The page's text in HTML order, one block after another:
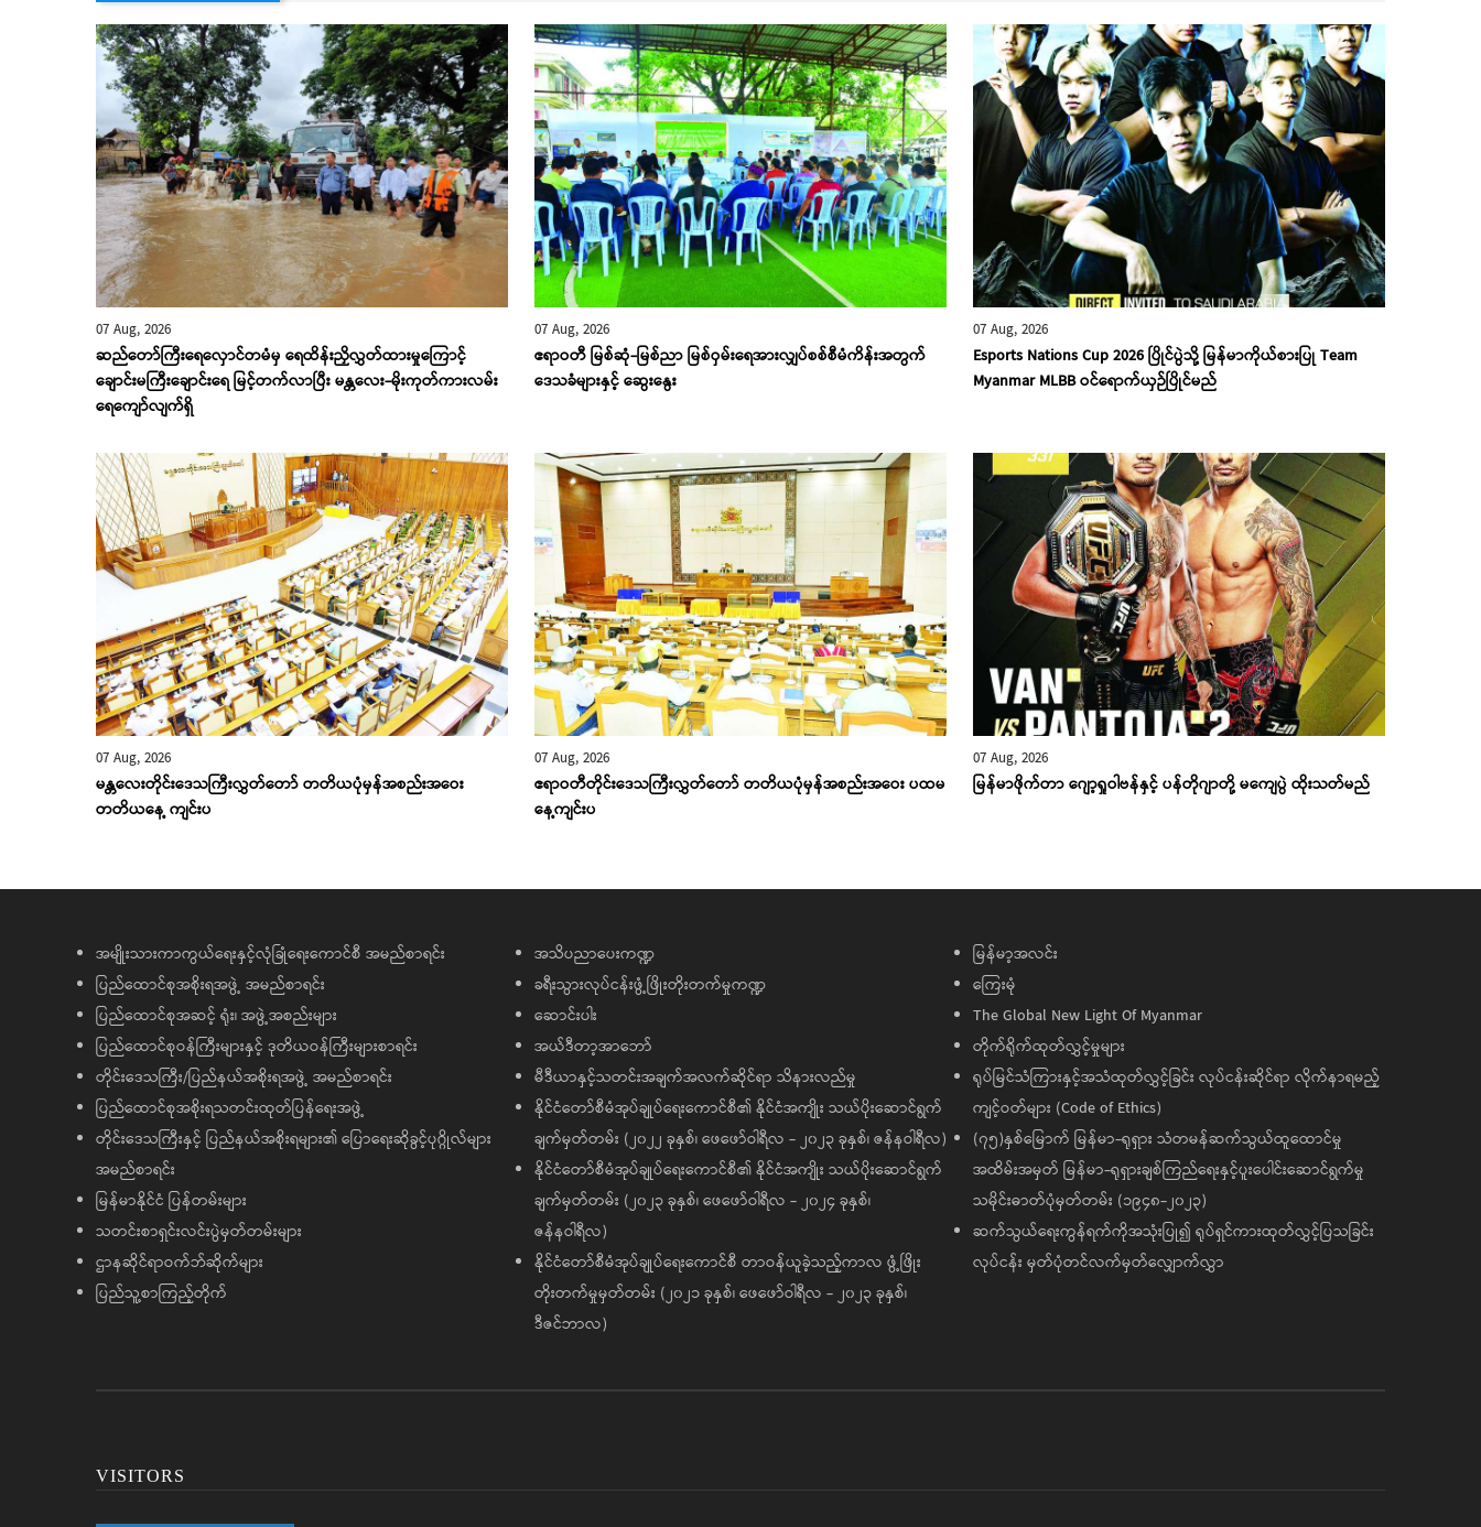
07 Aug, 2026
ဆည်တော်ကြီးရေလှောင်တမံမှ ရေထိန်းညှိလွှတ်ထားမှုကြောင့်
ချောင်းမကြီးချောင်းရေ မြင့်တက်လာပြီး မန္တလေး-မိုးကုတ်ကားလမ်း
‌ရေ‌ကျော်လျက်ရှိ
07 Aug, 2026
ဧရာဝတီ မြစ်ဆုံ-မြစ်ညာ မြစ်ဝှမ်းရေအားလျှပ်စစ်စီမံကိန်းအတွက်
ဒေသခံများနှင့် ဆွေးနွေး
07 Aug, 2026
Esports Nations Cup 2026 ပြိုင်ပွဲသို့ မြန်မာကိုယ်စားပြု Team
Myanmar MLBB ဝင်ရောက်ယှဉ်ပြိုင်မည်
07 Aug, 2026
မန္တလေးတိုင်းဒေသကြီးလွှတ်တော် တတိယပုံမှန်အစည်းအဝေး
တတိယနေ့ ကျင်းပ
07 Aug, 2026
ဧရာဝတီတိုင်းဒေသကြီးလွှတ်တော် တတိယပုံမှန်အစည်းအဝေး ပထမ
နေ့ကျင်းပ
07 Aug, 2026
မြန်မာဖိုက်တာ ဂျော့ရှုဝါဗန်နှင့် ပန်တိုဂျာတို့ မကျေပွဲ ထိုးသတ်မည်
အမျိုးသားကာကွယ်ရေးနှင့်လုံခြုံရေးကောင်စီ အမည်စာရင်း
ပြည်ထောင်စုအစိုးရအဖွဲ့ အမည်စာရင်း
ပြည်ထောင်စုအဆင့် ရုံး၊ အဖွဲ့အစည်းများ
ပြည်ထောင်စုဝန်ကြီးများနှင့် ဒုတိယဝန်ကြီးများစာရင်း
တိုင်းဒေသကြီး/ပြည်နယ်အစိုးရအဖွဲ့ အမည်စာရင်း
ပြည်ထောင်စုအစိုးရသတင်းထုတ်ပြန်ရေးအဖွဲ့
တိုင်းဒေသကြီးနှင့် ပြည်နယ်အစိုးရများ၏ ပြောရေးဆိုခွင့်ပုဂ္ဂိုလ်များ
အမည်စာရင်း
မြန်မာနိုင်ငံ ပြန်တမ်းများ
သတင်းစာရှင်းလင်းပွဲမှတ်တမ်းများ
ဌာနဆိုင်ရာဝက်ဘ်ဆိုက်များ
ပြည်သူ့စာကြည့်တိုက်
အသိပညာပေးကဏ္ဍ
ခရီးသွားလုပ်ငန်းဖွံ့ဖြိုးတိုးတက်မှုကဏ္ဍ
ဆောင်းပါး
အယ်ဒီတာ့အာဘော်
မီဒီယာနှင့်သတင်းအချက်အလက်ဆိုင်ရာ သိနားလည်မှု
နိုင်ငံတော်စီမံအုပ်ချုပ်ရေးကောင်စီ၏ နိုင်ငံအကျိုး သယ်ပိုးဆောင်ရွက်
ချက်မှတ်တမ်း (၂၀၂၂ ခုနှစ်၊ ဖေဖော်ဝါရီလ - ၂၀၂၃ ခုနှစ်၊ ဇန်နဝါရီလ)
နိုင်ငံတော်စီမံအုပ်ချုပ်ရေးကောင်စီ၏ နိုင်ငံအကျိုး သယ်ပိုးဆောင်ရွက်
ချက်မှတ်တမ်း (၂၀၂၃ ခုနှစ်၊ ဖေဖော်ဝါရီလ - ၂၀၂၄ ခုနှစ်၊
ဇန်နဝါရီလ)
နိုင်ငံတော်စီမံအုပ်ချုပ်ရေးကောင်စီ တာဝန်ယူခဲ့သည့်ကာလ ဖွံ့ဖြိုး
တိုးတက်မှုမှတ်တမ်း (၂၀၂၁ ခုနှစ်၊ ဖေဖော်ဝါရီလ - ၂၀၂၃ ခုနှစ်၊
ဒီဇင်ဘာလ)
မြန်မာ့အလင်း
ကြေးမုံ
The Global New Light Of Myanmar
တိုက်ရိုက်ထုတ်လွှင့်မှုများ
ရုပ်မြင်သံကြားနှင့်အသံထုတ်လွှင့်ခြင်း လုပ်ငန်းဆိုင်ရာ လိုက်နာရမည့်
ကျင့်ဝတ်များ (Code of Ethics)
(၇၅)နှစ်မြောက် မြန်မာ-ရုရှား သံတမန်ဆက်သွယ်ထူထောင်မှု
အထိမ်းအမှတ် မြန်မာ-ရုရှားချစ်ကြည်ရေးနှင့်ပူးပေါင်းဆောင်ရွက်မှု
သမိုင်းဓာတ်ပုံမှတ်တမ်း (၁၉၄၈-၂၀၂၃)
ဆက်သွယ်ရေးကွန်ရက်ကိုအသုံးပြု၍ ရုပ်ရှင်ကားထုတ်လွှင့်ပြသခြင်း
လုပ်ငန်း မှတ်ပုံတင်လက်မှတ်လျှောက်လွှာ
VISITORS